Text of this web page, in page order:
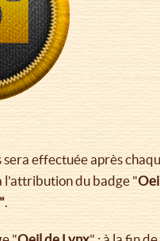
effectuée après
l'attribution du badge "